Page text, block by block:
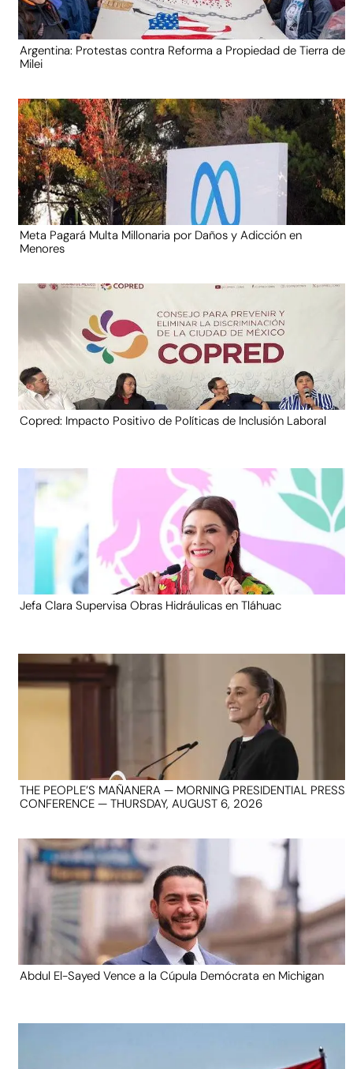
Argentina: Protestas contra Reforma a Propiedad de Tierra de
Milei
Meta Pagará Multa Millonaria por Daños y Adicción en
Menores
Copred: Impacto Positivo de Políticas de Inclusión Laboral
Jefa Clara Supervisa Obras Hidráulicas en Tláhuac
THE PEOPLE’S MAÑANERA — MORNING PRESIDENTIAL PRESS
CONFERENCE — THURSDAY, AUGUST 6, 2026
Abdul El-Sayed Vence a la Cúpula Demócrata en Michigan